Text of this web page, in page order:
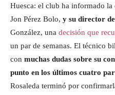
Huesca: el club ha informado la
Jon Pérez Bolo, y su director
González, una decisión que
un par de semanas. El técnico
con muchas dudas sobre su
punto en los últimos cuatro
Rosaleda terminó por